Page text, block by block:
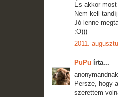
És akkor
Nem kell
Jó lenne
:O)))
2011.
PuPu írta...
anonymandnak
Persze, hogy
szerettem